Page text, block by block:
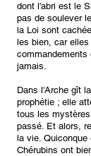
dont l'abri est le
pas de soulever
la Loi sont
les bien, car
commandements
jamais.
Dans l'Arche gît
prophétie ; elle
tous les
passé. Et alors,
la vie. Quiconque
Chérubins ont